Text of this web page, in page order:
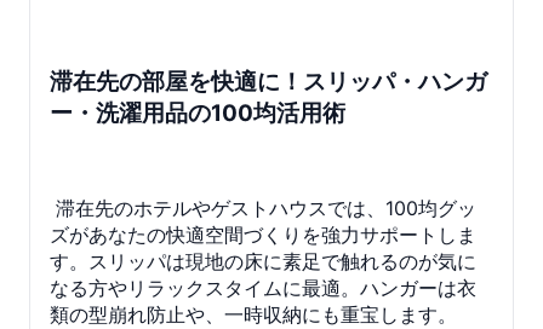
滞在先の部屋を快適に！スリッパ・ハンガ
ー・洗濯用品の100均活用術
滞在先のホテルやゲストハウスでは、100均グッ
ズがあなたの快適空間づくりを強力サポートしま
す。スリッパは現地の床に素足で触れるのが気に
なる方やリラックスタイムに最適。ハンガーは衣
類の型崩れ防止や、一時収納にも重宝します。